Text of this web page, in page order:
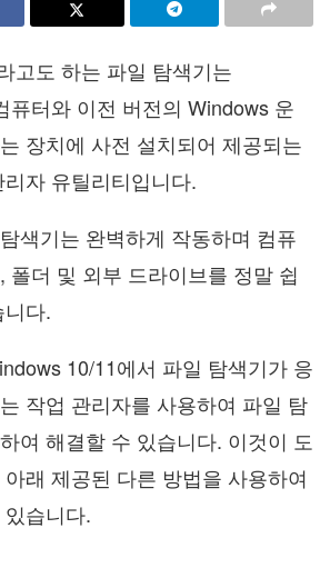
고도 하는 파일 탐색기는
퓨터와 이전 버전의 Windows 운
장치에 사전 설치되어 제공되는
자 유틸리티입니다.
색기는 완벽하게 작동하며 컴퓨
폴더 및 외부 드라이브를 정말 쉽
다.
10/11에서 파일 탐색기가 응
작업 관리자를 사용하여 파일 탐
여 해결할 수 있습니다. 이것이 도
래 제공된 다른 방법을 사용하여
습니다.